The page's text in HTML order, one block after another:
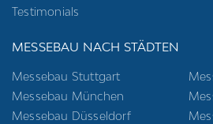
Testimonials
MESSEBAU NACH STÄDTEN
Messebau Stuttgart
Messebau München
Messebau Düsseldorf